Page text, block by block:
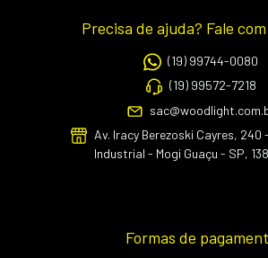
Precisa de ajuda? Fale
(19) 99744-0080
(19) 99572-7218
Av. Iracy Berezoski Cayres,
Industrial - Mogi Guaçu - SP,
Formas de